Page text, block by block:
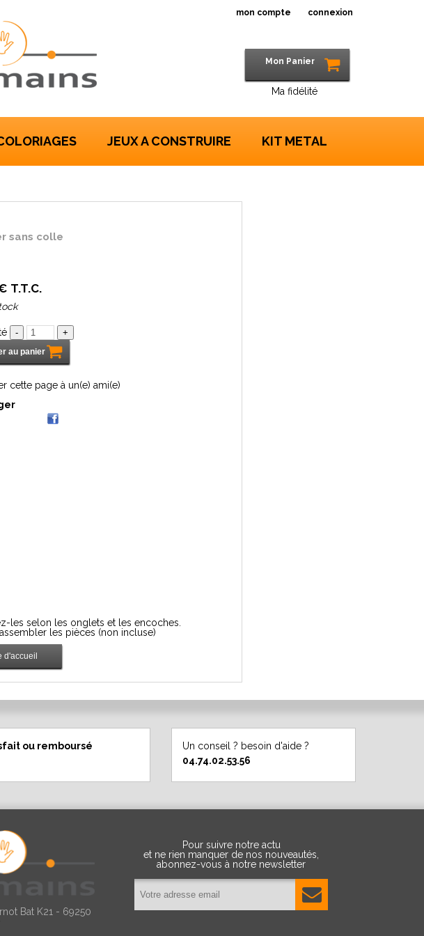
mon compte connexion
Mon Panier
Ma fidélité
JEUX A CONSTRUIRE KIT METAL
sans colle
T.T.C.
cette page à un(e) ami(e)
les selon les onglets et les encoches.
les pièces (non incluse)
ou remboursé
Un conseil ? besoin d'aide ?
04.74.02.53.56
Bat K21 - 69250
Pour suivre notre actu
et ne rien manquer de nos nouveautés,
abonnez-vous à notre newsletter